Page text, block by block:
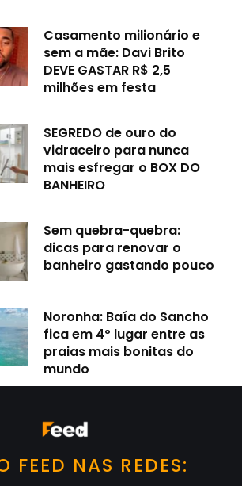
Casamento milionário e
sem a mãe: Davi Brito
DEVE GASTAR R$ 2,5
milhões em festa
SEGREDO de ouro do
vidraceiro para nunca
mais esfregar o BOX DO
BANHEIRO
Sem quebra-quebra:
dicas para renovar o
banheiro gastando pouco
Noronha: Baía do Sancho
fica em 4º lugar entre as
praias mais bonitas do
mundo
FEED NAS REDES: